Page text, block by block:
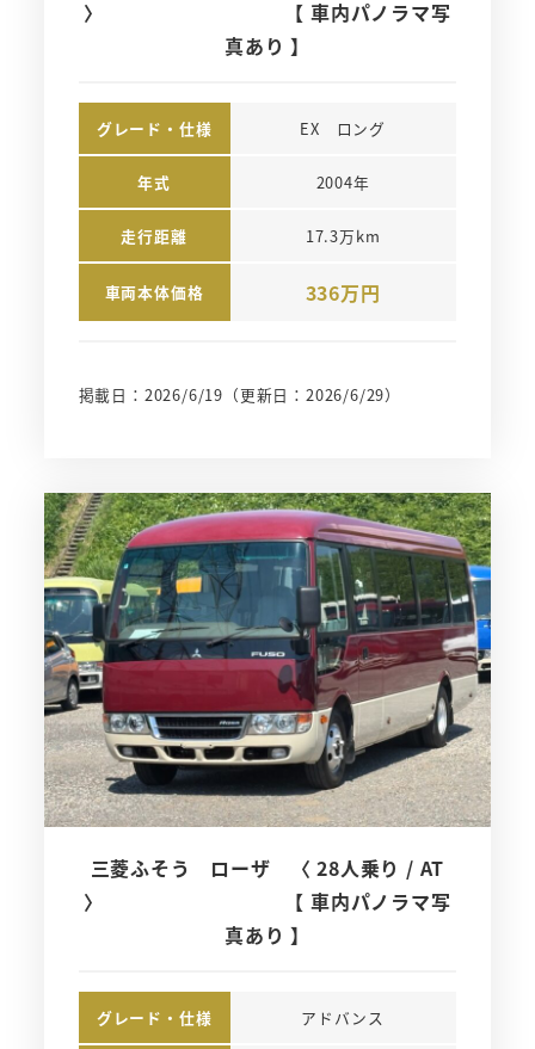
〉 【 車内パノラマ写
真あり 】
グレード・仕様 EX　ロング
年式 2004年
走行距離 17.3万km
車両本体価格 336万円
掲載日：2026/6/19 （更新日：2026/6/29）
三菱ふそう ローザ 〈 28人乗り / AT
〉 【 車内パノラマ写
真あり 】
グレード・仕様 アドバンス